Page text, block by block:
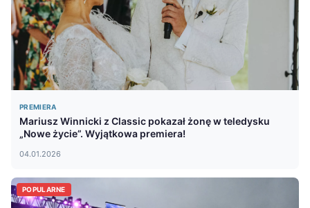
PREMIERA
Mariusz Winnicki z Classic pokazał żonę w teledysku
„Nowe życie”. Wyjątkowa premiera!
04.01.2026
POPULARNE